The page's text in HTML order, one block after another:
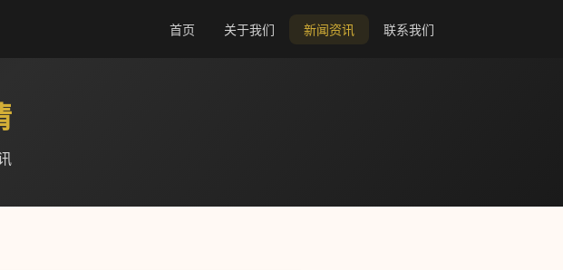
首页 关于我们 新闻资讯 联系我们